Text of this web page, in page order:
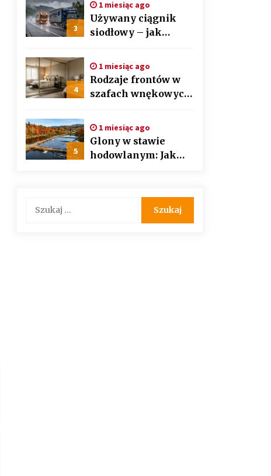
auto detailingu
3
1 miesiąc ago
Używany ciągnik
siodłowy – jak
przepłacić?
Przewodnik krok po
kroku
4
1 miesiąc ago
Rodzaje frontów w
szafach wnękowych
płyta laminowana?
5
1 miesiąc ago
Glony w stawie
hodowlanym: Jak
przywrócić
równowagę